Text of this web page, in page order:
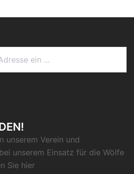
unserem Verein und
unserem Einsatz für die Wölfe
Sie hier